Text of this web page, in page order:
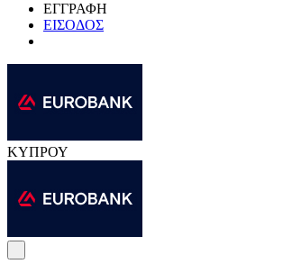
ΕΓΓΡΑΦΗ
ΕΙΣΟΔΟΣ
ΚΥΠΡΟΥ